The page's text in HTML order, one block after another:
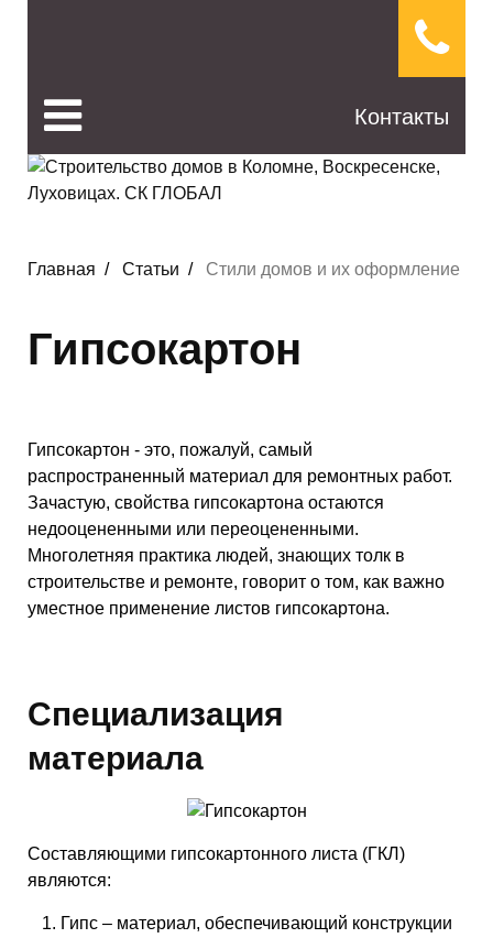
Контакты
Главная Статьи Стили домов и их оформление
Гипсокартон
Гипсокартон - это, пожалуй, самый
распространенный материал для ремонтных работ.
Зачастую, свойства гипсокартона остаются
недооцененными или переоцененными.
Многолетняя практика людей, знающих толк в
строительстве и ремонте, говорит о том, как важно
уместное применение листов гипсокартона.
Специализация
материала
Составляющими гипсокартонного листа (ГКЛ)
являются:
Гипс – материал, обеспечивающий конструкции